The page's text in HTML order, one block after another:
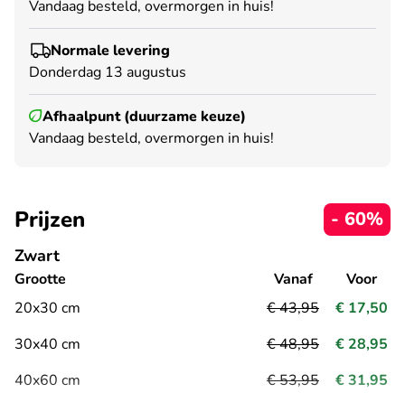
Vandaag besteld, overmorgen in huis!
Normale levering
Donderdag 13 augustus
Afhaalpunt (duurzame keuze)
Vandaag besteld, overmorgen in huis!
Prijzen - 60%
Zwart
Grootte
20x30 cm
30x40 cm
40x60 cm
Vanaf
€ 43,95
€ 48,95
€ 53,95
Voor
€ 17,50
€ 28,95
€ 31,95